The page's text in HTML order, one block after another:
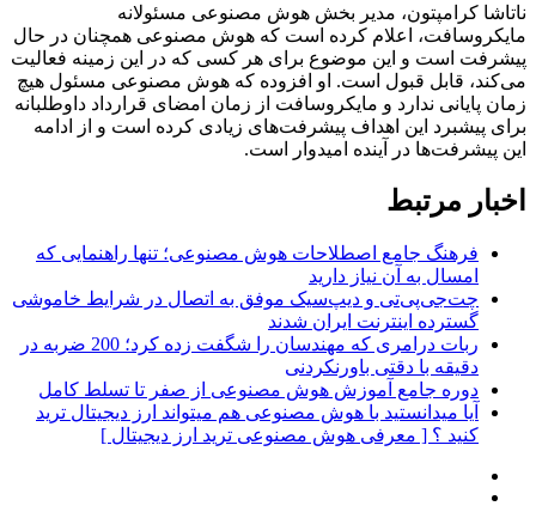
ناتاشا کرامپتون، مدیر بخش هوش مصنوعی مسئولانه
مایکروسافت، اعلام کرده است که هوش مصنوعی همچنان در حال
پیشرفت است و این موضوع برای هر کسی که در این زمینه فعالیت
می‌کند، قابل قبول است. او افزوده که هوش مصنوعی مسئول هیچ
زمان پایانی ندارد و مایکروسافت از زمان امضای قرارداد داوطلبانه
برای پیشبرد این اهداف پیشرفت‌های زیادی کرده است و از ادامه
این پیشرفت‌ها در آینده امیدوار است.
اخبار مرتبط
فرهنگ جامع اصطلاحات هوش مصنوعی؛ تنها راهنمایی که
امسال به آن نیاز دارید
چت‌جی‌پی‌تی و دیپ‌سیک موفق به اتصال در شرایط خاموشی
گسترده اینترنت ایران شدند
ربات درامری که مهندسان را شگفت زده کرد؛ 200 ضربه در
دقیقه با دقتی باورنکردنی
دوره جامع آموزش هوش مصنوعی از صفر تا تسلط کامل
آیا میدانستید با هوش مصنوعی هم میتواند ارز دیجیتال ترید
کنید ؟ [ معرفی هوش مصنوعی ترید ارز دیجیتال ]